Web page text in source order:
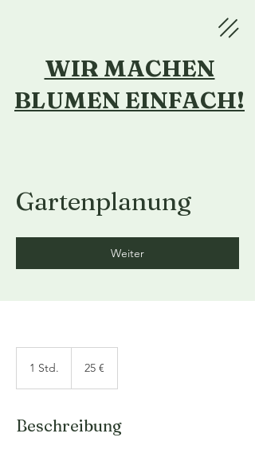
WIR MACHEN
BLUMEN EINFACH!
Gartenplanung
Weiter
1 Std. 25 €
Beschreibung